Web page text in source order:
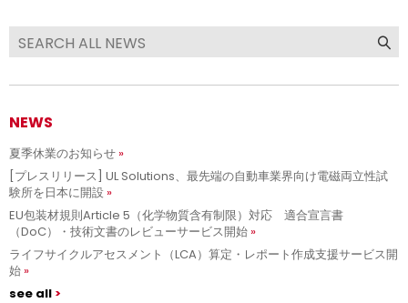
NEWS
夏季休業のお知らせ
[プレスリリース] UL Solutions、最先端の自動車業界向け電磁両立性試
験所を日本に開設
EU包装材規則Article 5（化学物質含有制限）対応 適合宣言書
（DoC）・技術文書のレビューサービス開始
ライフサイクルアセスメント（LCA）算定・レポート作成支援サービス開
始
see all